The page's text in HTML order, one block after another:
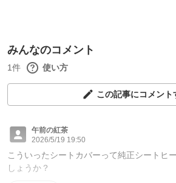
みんなのコメント
1件 使い方
この記事にコメント
午前の紅茶
2026/5/19 19:50
こういったシートカバーって純正シートヒ
しょうか？